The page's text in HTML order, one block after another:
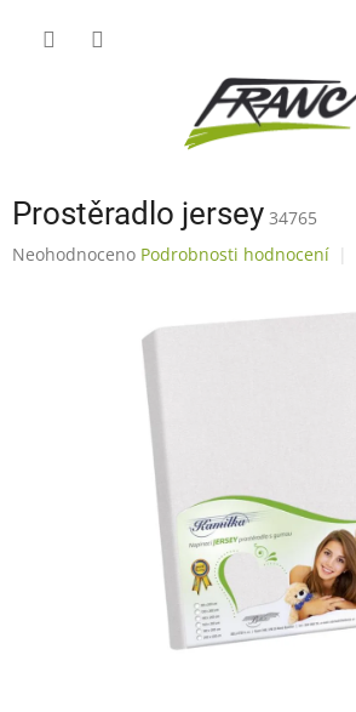
Prostěradlo jersey 34765
Průměrné
Neohodnoceno Podrobnosti hodnocení